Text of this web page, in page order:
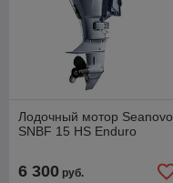
Лодочный мотор Seanovo
SNBF 15 HS Enduro
6 300 руб.